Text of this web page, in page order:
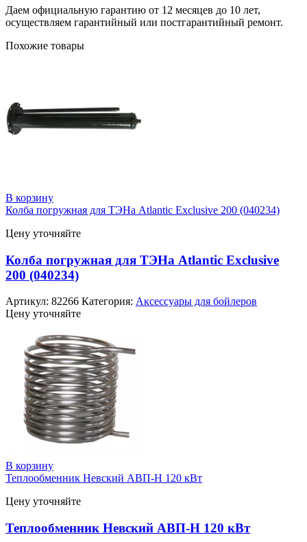
Даем официальную гарантию от 12 месяцев до 10 лет,
осуществляем гарантийный или постгарантийный ремонт.
Похожие товары
В корзину
Колба погружная для ТЭНа Atlantic Exclusive 200 (040234)
Цену уточняйте
Колба погружная для ТЭНа Atlantic Exclusive
200 (040234)
Артикул: 82266 Категория: Аксессуары для бойлеров
Цену уточняйте
В корзину
Теплообменник Невский АВП-Н 120 кВт
Цену уточняйте
Теплообменник Невский АВП-Н 120 кВт